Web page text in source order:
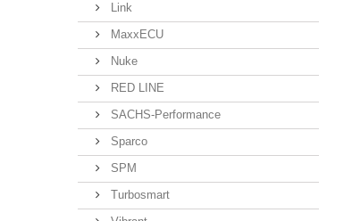
Link
MaxxECU
Nuke
RED LINE
SACHS-Performance
Sparco
SPM
Turbosmart